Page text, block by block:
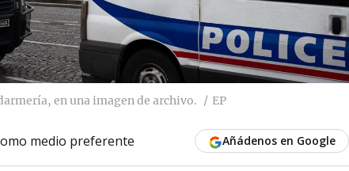
en una imagen de archivo. EP
medio preferente Añádenos en Google